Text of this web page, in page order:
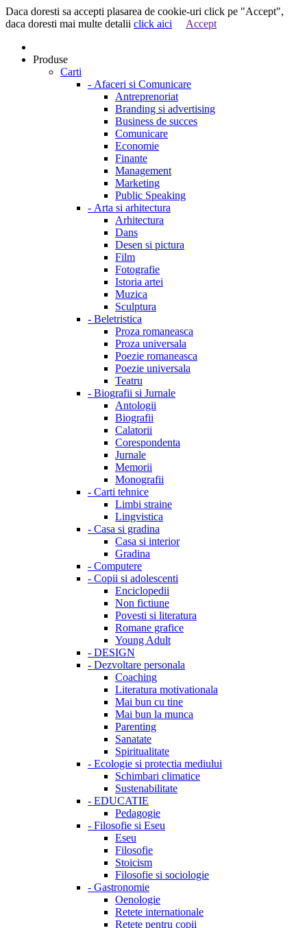
Daca doresti sa accepti plasarea de cookie-uri click pe "Accept",
daca doresti mai multe detalii click aici Accept
Produse
Carti
- Afaceri si Comunicare
Antreprenoriat
Branding si advertising
Business de succes
Comunicare
Economie
Finante
Management
Marketing
Public Speaking
- Arta si arhitectura
Arhitectura
Dans
Desen si pictura
Film
Fotografie
Istoria artei
Muzica
Sculptura
- Beletristica
Proza romaneasca
Proza universala
Poezie romaneasca
Poezie universala
Teatru
- Biografii si Jurnale
Antologii
Biografii
Calatorii
Corespondenta
Jurnale
Memorii
Monografii
- Carti tehnice
Limbi straine
Lingvistica
- Casa si gradina
Casa si interior
Gradina
- Computere
- Copii si adolescenti
Enciclopedii
Non fictiune
Povesti si literatura
Romane grafice
Young Adult
- DESIGN
- Dezvoltare personala
Coaching
Literatura motivationala
Mai bun cu tine
Mai bun la munca
Parenting
Sanatate
Spiritualitate
- Ecologie si protectia mediului
Schimbari climatice
Sustenabilitate
- EDUCATIE
Pedagogie
- Filosofie si Eseu
Eseu
Filosofie
Stoicism
Filosofie si sociologie
- Gastronomie
Oenologie
Retete internationale
Retete pentru copii